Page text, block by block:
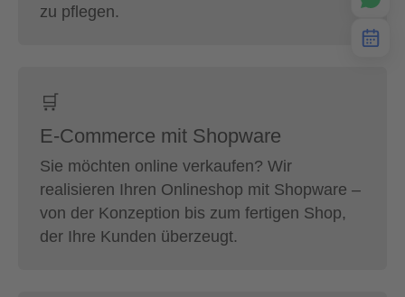
zu pflegen.
🛒
E-Commerce mit Shopware
Sie möchten online verkaufen? Wir
realisieren Ihren Onlineshop mit Shopware –
von der Konzeption bis zum fertigen Shop,
der Ihre Kunden überzeugt.